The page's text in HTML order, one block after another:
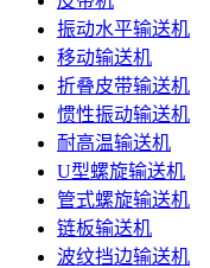
振动水平输送机
移动输送机
折叠皮带输送机
惯性振动输送机
耐高温输送机
U型螺旋输送机
管式螺旋输送机
链板输送机
波纹挡边输送机